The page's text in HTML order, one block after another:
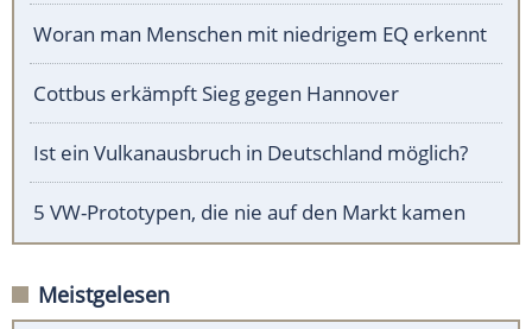
Woran man Menschen mit niedrigem EQ erkennt
Cottbus erkämpft Sieg gegen Hannover
Ist ein Vulkanausbruch in Deutschland möglich?
5 VW-Prototypen, die nie auf den Markt kamen
Meistgelesen